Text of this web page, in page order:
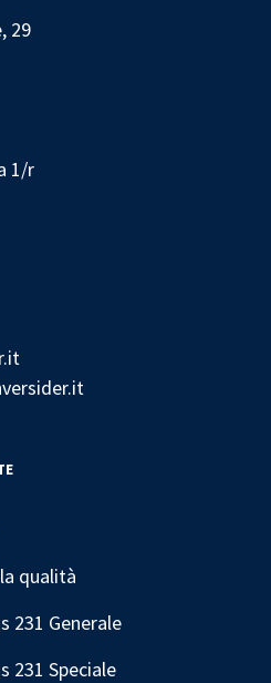
29
1/r
qualità
231 Generale
231 Speciale